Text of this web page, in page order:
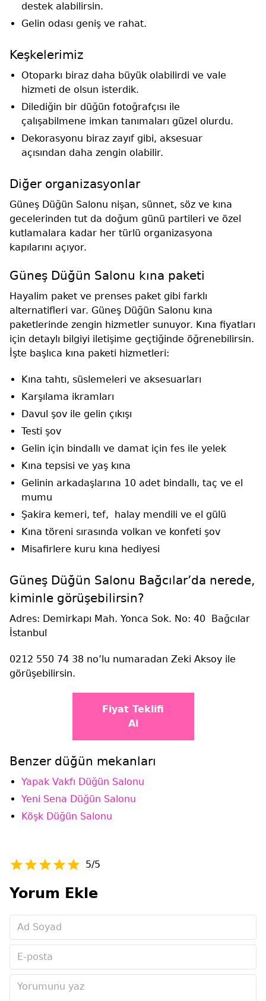
destek alabilirsin.
Gelin odası geniş ve rahat.
Keşkelerimiz
Otoparkı biraz daha büyük olabilirdi ve vale
hizmeti de olsun isterdik.
Dilediğin bir düğün fotoğrafçısı ile
çalışabilmene imkan tanımaları güzel olurdu.
Dekorasyonu biraz zayıf gibi, aksesuar
açısından daha zengin olabilir.
Diğer organizasyonlar
Güneş Düğün Salonu nişan, sünnet, söz ve kına
gecelerinden tut da doğum günü partileri ve özel
kutlamalara kadar her türlü organizasyona
kapılarını açıyor.
Güneş Düğün Salonu kına paketi
Hayalim paket ve prenses paket gibi farklı
alternatifleri var. Güneş Düğün Salonu kına
paketlerinde zengin hizmetler sunuyor. Kına fiyatları
için detaylı bilgiyi iletişime geçtiğinde öğrenebilirsin.
İşte başlıca kına paketi hizmetleri:
Kına tahtı, süslemeleri ve aksesuarları
Karşılama ikramları
Davul şov ile gelin çıkışı
Testi şov
Gelin için bindallı ve damat için fes ile yelek
Kına tepsisi ve yaş kına
Gelinin arkadaşlarına 10 adet bindallı, taç ve el
mumu
Şakira kemeri, tef, halay mendili ve el gülü
Kına töreni sırasında volkan ve konfeti şov
Misafirlere kuru kına hediyesi
Güneş Düğün Salonu Bağcılar’da nerede,
kiminle görüşebilirsin?
Adres: Demirkapı Mah. Yonca Sok. No: 40 Bağcılar
İstanbul
0212 550 74 38 no’lu numaradan Zeki Aksoy ile
görüşebilirsin.
Fiyat Teklifi
Al
Benzer düğün mekanları
Yapak Vakfı Düğün Salonu
Yeni Sena Düğün Salonu
Köşk Düğün Salonu
5/5
Yorum Ekle